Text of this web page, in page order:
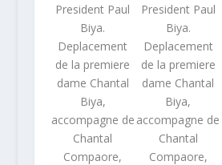
President Paul
Biya.
Deplacement
de la premiere
dame Chantal
Biya,
accompagne de
Chantal
Compaore,
President Paul
Biya.
Deplacement
de la premiere
dame Chantal
Biya,
accompagne de
Chantal
Compaore,